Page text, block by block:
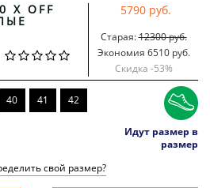
X OFF 5790 руб.
Старая:12300 руб.
Экономия 6510 руб.
Скидка -53%
40 41 42
Идут размер в
размер
свой размер?